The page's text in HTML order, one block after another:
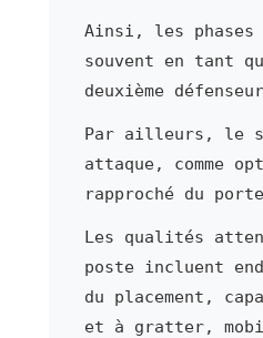
Ainsi, les phases
souvent en tant
deuxième
Par ailleurs, le
attaque, comme
rapproché du
Les qualités
poste incluent
du placement,
et à gratter,